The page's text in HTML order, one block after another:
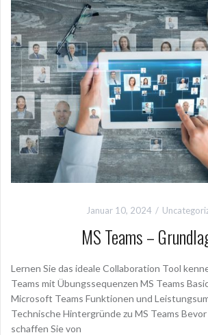
Januar 10, 2024
MS Teams –
Lernen Sie das ideale Collaboration Tool
Teams mit Übungssequenzen MS Teams
Microsoft Teams Funktionen und
Technische Hintergründe zu MS Teams
schaffen Sie von